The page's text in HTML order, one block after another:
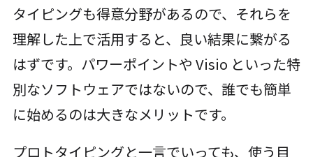
タイピングも得意分野があるので、それらを
理解した上で活用すると、良い結果に繋がる
はずです。パワーポイントや Visio といった特
別なソフトウェアではないので、誰でも簡単
に始めるのは大きなメリットです。
プロトタイピングと一言でいっても、使う目